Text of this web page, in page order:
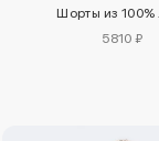
Шорты из 100%
5810 ₽